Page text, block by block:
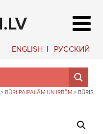
ENGLISH РУССКИЙ
> BŪRI PAIPALĀM UN IRBĒM > BŪRIS